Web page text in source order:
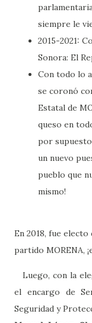
siempre le
2015-2021:
Sonora: El
Con todo lo
se coronó
Estatal de
queso en
por
un nuevo
pueblo que
mismo!
En 2018, fue
partido MORENA,
Luego, con la
el encargo de
Seguridad y